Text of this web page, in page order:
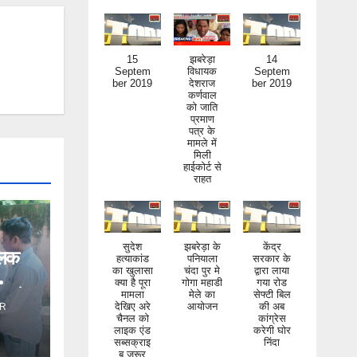
ने
15
Septem
ber 2019
झबरेड़ा
विधायक
देशराज
कर्णवाल
को जाति
प्रमाण
पत्र के
मामले में
मिली
हाईकोर्ट से
राहत
14
Septem
ber 2019
सुदेश
हत्याकांड
का खुलासा
क्या है पूरा
मामला
देखिए अरे
चैनल को
लाइक एंड
सब्सक्राइ
ब जरूर
झबरेड़ा के
पनियाला
चंदा पुर मे
गोगा महाडी
मेले का
आयोजन
केंद्र
सरकार के
द्वारा लाया
गया रोड
सेफ्टी बिल
की अब
कांग्रेस
करेगी घोर
निंदा